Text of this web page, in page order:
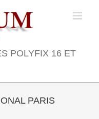
POLYFIX 16 ET
PARIS